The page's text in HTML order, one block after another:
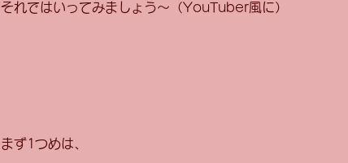
それではいってみましょう～（YouTuber風に）
まず1つめは、